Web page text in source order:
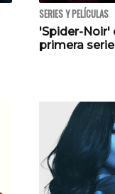
SERIES Y PELÍCULAS
'Spider-Noir'
primera